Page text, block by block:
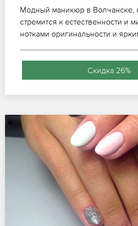
Модный маникюр в Волчанске,
стремится к естественности и
нотками оригинальности и
Скидка 26%